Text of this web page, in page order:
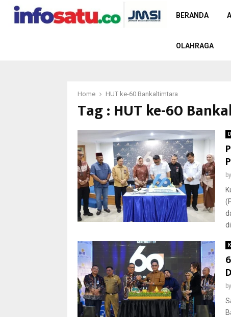
BERANDA
OLAHRAGA
Home HUT ke-60 Bankaltimtara
Tag : HUT ke-60
by
by